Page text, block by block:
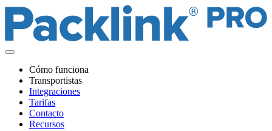
Cómo funciona
Transportistas
Integraciones
Tarifas
Contacto
Recursos